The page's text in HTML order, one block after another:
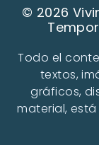
© 2026
Todo el
textos,
gráficos,
material,